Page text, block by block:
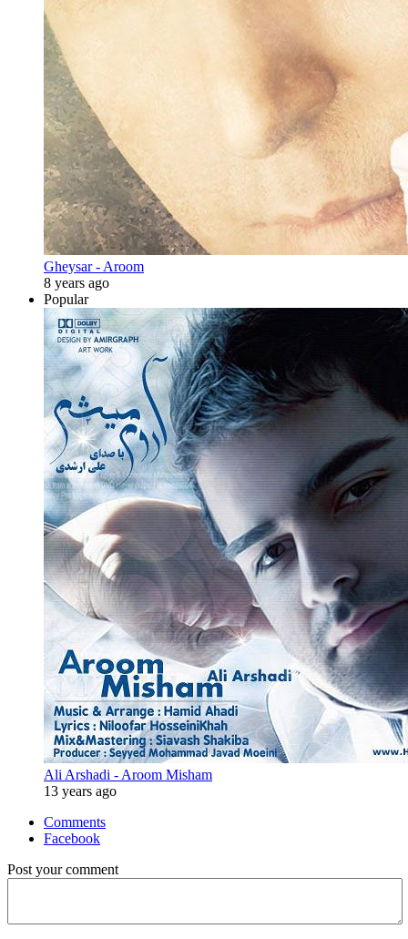
Gheysar - Aroom
8 years ago
Popular
Ali Arshadi - Aroom Misham
13 years ago
Comments
Facebook
Post your comment